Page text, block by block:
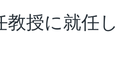
教授に就任し